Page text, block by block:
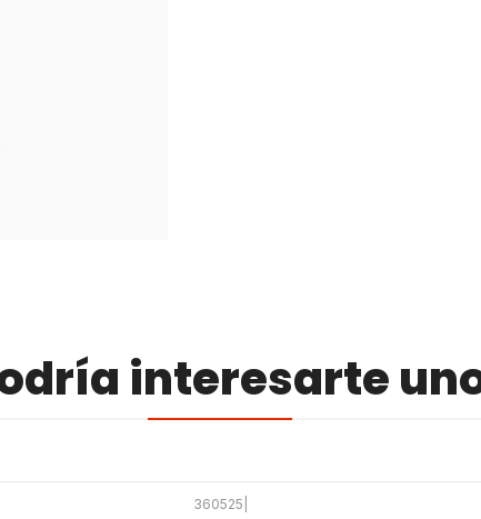
interesarte
360525